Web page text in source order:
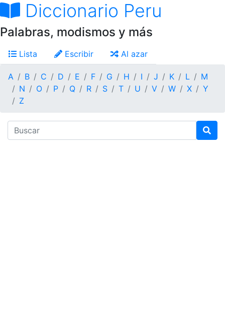
Diccionario Peru
Palabras, modismos y más
Lista Escribir Al azar
A B C D E F G H I J K L
M
N
O P Q R S T U V W X
Y
Z